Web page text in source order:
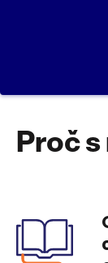
Proč s